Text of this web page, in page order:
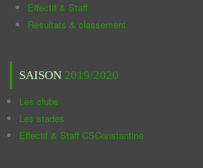
Effectif & Staff
Résultats & classement
SAISON 2019/2020
Les clubs
Les stades
Effectif & Staff CSConstantine